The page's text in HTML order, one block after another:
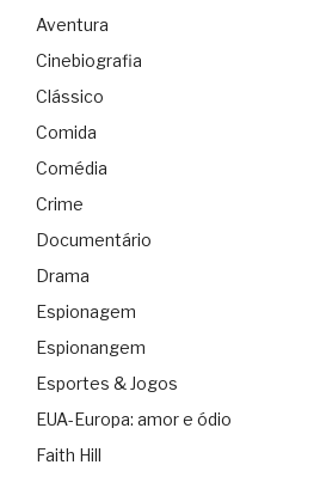
Aventura
Cinebiografia
Clássico
Comida
Comédia
Crime
Documentário
Drama
Espionagem
Espionangem
Esportes & Jogos
EUA-Europa: amor e ódio
Faith Hill